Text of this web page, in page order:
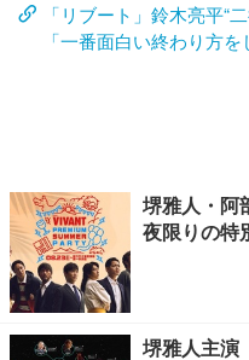
「リブート」鈴木亮平“
「一番面白い終わり方を
堺雅人・阿
夜限りの特
堺雅人主演